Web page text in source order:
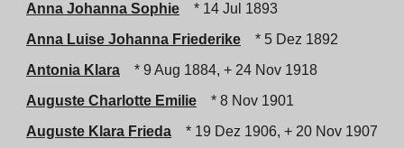
Anna Johanna Sophie
* 14 Jul 1893
Anna Luise Johanna Friederike
* 5 Dez 1892
Antonia Klara
* 9 Aug 1884, + 24 Nov 1918
Auguste Charlotte Emilie
* 8 Nov 1901
Auguste Klara Frieda
* 19 Dez 1906, + 20 Nov 1907